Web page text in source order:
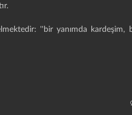
''bir yanımda kardeşim,